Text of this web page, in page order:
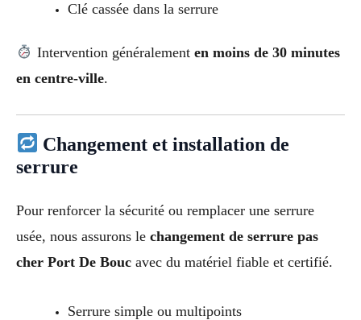
Clé cassée dans la serrure
Intervention généralement en moins de 30 minutes
en centre-ville.
Changement et installation de
serrure
Pour renforcer la sécurité ou remplacer une serrure
usée, nous assurons le changement de serrure pas
cher Port De Bouc avec du matériel fiable et certifié.
Serrure simple ou multipoints